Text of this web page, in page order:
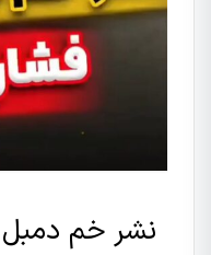
نشر خم دمبل